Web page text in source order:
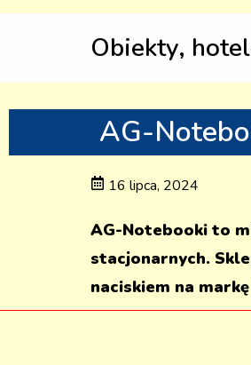
Obiekty,
AG-
16 lipca, 2024
AG-Notebooki to
stacjonarnych.
naciskiem na